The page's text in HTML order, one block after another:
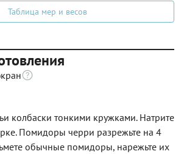
Таблица мер и весов
колбаски тонкими кружками. Натрите
Помидоры черри разрежьте на 4
обычные помидоры, нарежьте их